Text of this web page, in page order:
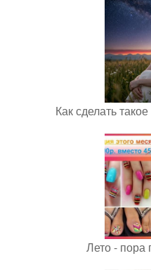
Как сделать
Лето - пора